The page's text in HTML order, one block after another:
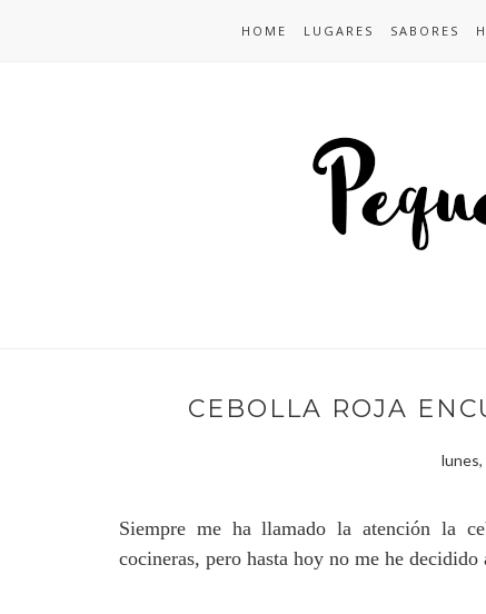
HOME LUGARES SABORES
CEBOLLA ROJA
Siempre me ha llamado la atención la
cocineras, pero hasta hoy no me he decidido